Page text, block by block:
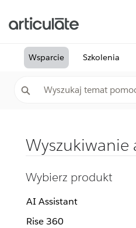
Wsparcie Szkolenia
Wyszukiwanie
Wybierz produkt
AI Assistant
Rise 360